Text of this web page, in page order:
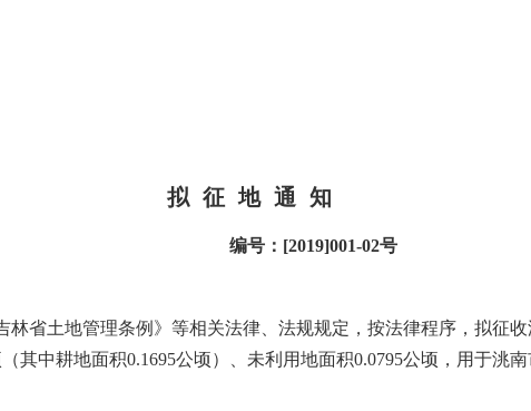
拟 征 地 通 知
编号： [2019]001-02号
林省土地管理条例》等相关法律、法规规定，按法律程序，拟征
其中耕地面积0.1695公顷）、未利用地面积0.0795公顷，用于洮南